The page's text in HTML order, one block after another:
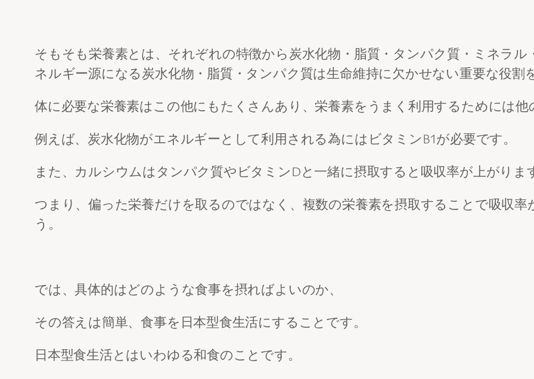
そもそも栄養素とは、それぞれの特徴から炭水化物・脂質・タンパク質・ミネラ
ネルギー源になる炭水化物・脂質・タンパク質は生命維持に欠かせない重要な役割
体に必要な栄養素はこの他にもたくさんあり、栄養素をうまく利用するためには
例えば、炭水化物がエネルギーとして利用される為にはビタミンB1が必要です。
また、カルシウムはタンパク質やビタミンDと一緒に摂取すると吸収率が上がりま
つまり、偏った栄養だけを取るのではなく、複数の栄養素を摂取することで吸収
う。
では、具体的はどのような食事を摂ればよいのか、
その答えは簡単、食事を日本型食生活にすることです。
日本型食生活とはいわゆる和食のことです。